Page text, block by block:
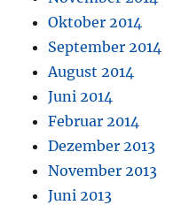
Oktober 2014
September 2014
August 2014
Juni 2014
Februar 2014
Dezember 2013
November 2013
Juni 2013